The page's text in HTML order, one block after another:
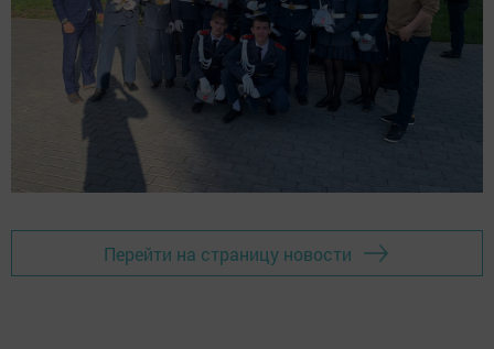
Перейти на страницу новости